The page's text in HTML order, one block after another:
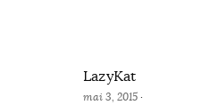
LazyKat
mai 3, 2015·